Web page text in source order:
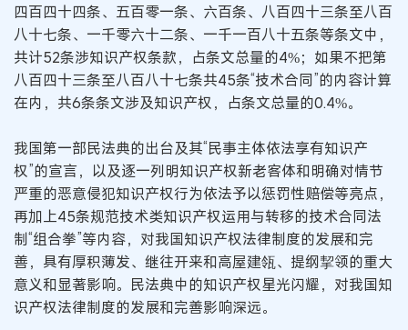
四百四十四条、五百零一条、六百条、八百四十三条至八百
八十七条、一千零六十二条、一千一百八十五条等条文中，
共计52条涉知识产权条款，占条文总量的4%；如果不把第
八百四十三条至八百八十七条共45条“技术合同”的内容计算
在内，共6条条文涉及知识产权，占条文总量的0.4%。
我国第一部民法典的出台及其“民事主体依法享有知识产
权”的宣言，以及逐一列明知识产权新老客体和明确对情节
严重的恶意侵犯知识产权行为依法予以惩罚性赔偿等亮点，
再加上45条规范技术类知识产权运用与转移的技术合同法
制“组合拳”等内容，对我国知识产权法律制度的发展和完
善，具有厚积薄发、继往开来和高屋建瓴、提纲挈领的重大
意义和显著影响。民法典中的知识产权星光闪耀，对我国知
识产权法律制度的发展和完善影响深远。